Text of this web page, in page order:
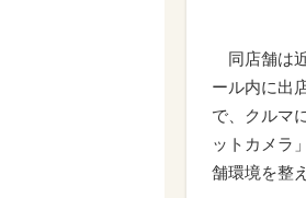
同店舗は
ール内に出
で、クルマ
ットカメラ
舗環境を整